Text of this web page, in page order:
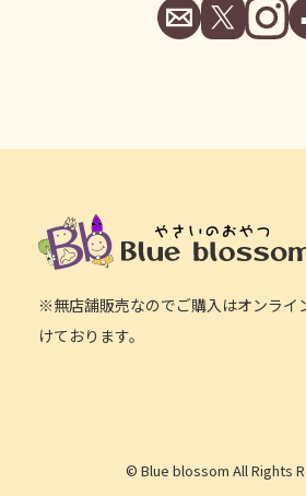
※無店舗販売なのでご購入はオンライ
けております。
© Blue blossom All Rights